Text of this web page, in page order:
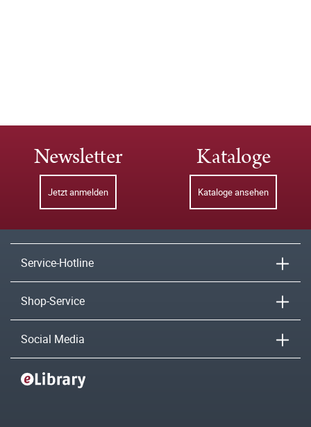
Newsletter
Jetzt anmelden
Kataloge
Kataloge ansehen
Service-Hotline
Shop-Service
Social Media